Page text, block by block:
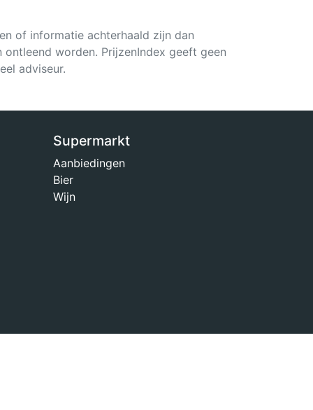
of informatie achterhaald zijn dan
worden. PrijzenIndex geeft geen
adviseur.
Supermarkt
Aanbiedingen
Bier
Wijn